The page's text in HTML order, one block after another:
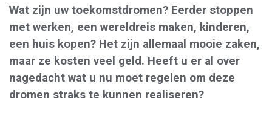
Wat zijn uw toekomstdromen? Eerder stoppen
met werken, een wereldreis maken, kinderen,
een huis kopen? Het zijn allemaal mooie zaken,
maar ze kosten veel geld. Heeft u er al over
nagedacht wat u nu moet regelen om deze
dromen straks te kunnen realiseren?